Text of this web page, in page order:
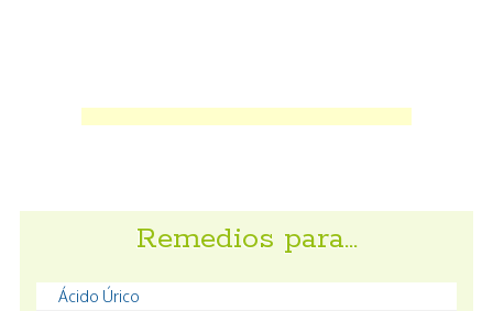
Remedios para…
Ácido Úrico